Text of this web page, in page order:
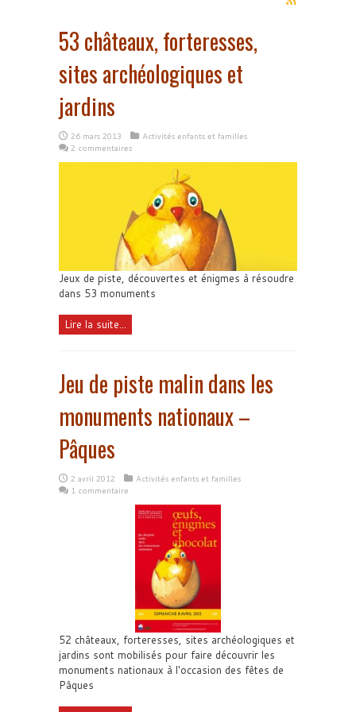
53 châteaux, forteresses,
sites archéologiques et
jardins
26 mars 2013
Activités enfants et familles
2 commentaires
Jeux de piste, découvertes et énigmes à résoudre
dans 53 monuments
Lire la suite...
Jeu de piste malin dans les
monuments nationaux –
Pâques
2 avril 2012
Activités enfants et familles
1 commentaire
52 châteaux, forteresses, sites archéologiques et
jardins sont mobilisés pour faire découvrir les
monuments nationaux à l'occasion des fêtes de
Pâques